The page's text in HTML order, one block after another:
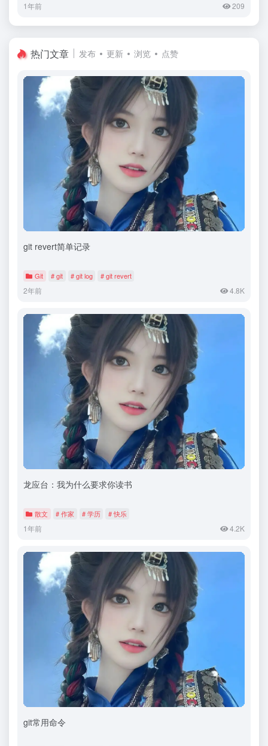
1年前 209
热门文章 发布 更新 浏览 点赞
git revert简单记录
Git # git # git log # git revert
2年前 4.8K
龙应台：我为什么要求你读书
散文 # 作家 # 学历 # 快乐
1年前 4.2K
git常用命令